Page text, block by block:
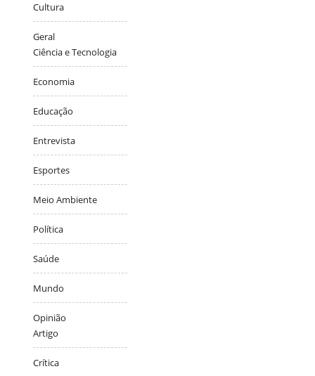
Cultura
Geral
Ciência e Tecnologia
Economia
Educação
Entrevista
Esportes
Meio Ambiente
Política
Saúde
Mundo
Opinião
Artigo
Crítica